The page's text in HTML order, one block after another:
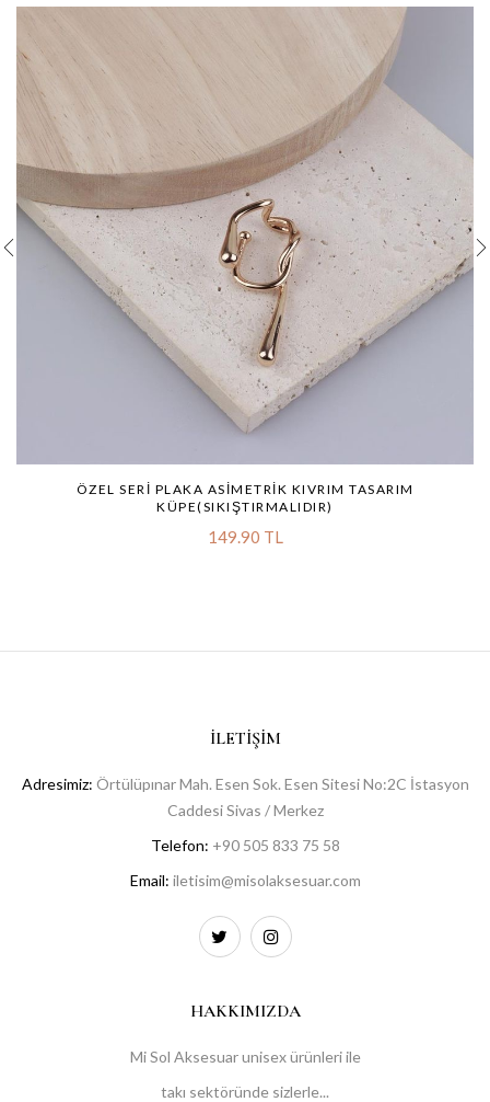
ÖZEL SERI PLAKA ASIMETRIK KIVRIM TASARIM
KÜPE(SIKIŞTIRMALIDIR)
149.90 TL
İLETIŞIM
Adresimiz: Örtülüpınar Mah. Esen Sok. Esen Sitesi No:2C İstasyon
Caddesi Sivas / Merkez
Telefon: +90 505 833 75 58
Email: iletisim@misolaksesuar.com
HAKKIMIZDA
Mi Sol Aksesuar unisex ürünleri ile
takı sektöründe sizlerle...